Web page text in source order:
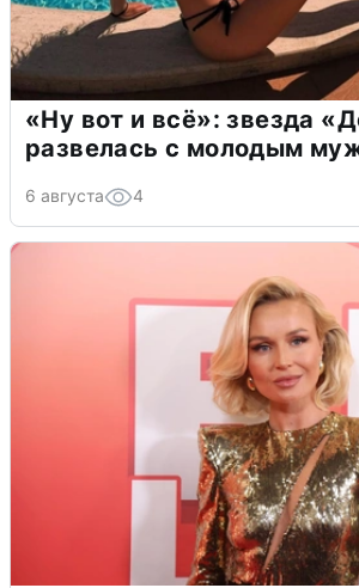
«Ну вот и всё»: звезда
развелась с молодым
6 августа 4